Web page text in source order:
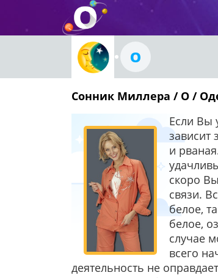
О
Сонник Миллера / О /
Если Вы
зависит
и
скоро
связи.
белое,
белое,
случае
всего
деятельность не